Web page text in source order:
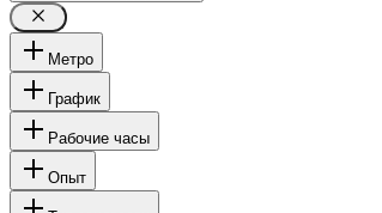
Метро
График
Рабочие часы
Опыт